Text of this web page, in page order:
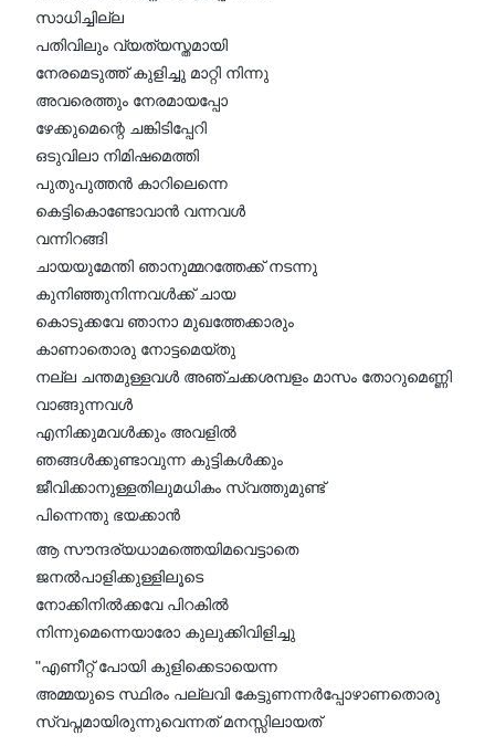
സാധിച്ചില്ല
പതിവിലും വ്യത്യസ്തമായി
നേരമെടുത്ത്‌ കുളിച്ചു മാറ്റി നിന്നു
അവരെത്തും നേരമായപ്പോ
ഴേക്കുമെന്റെ ചങ്കിടിപ്പേറി
ഒടുവിലാ നിമിഷമെത്തി
പുതുപുത്തൻ കാറിലെന്നെ
കെട്ടികൊണ്ടോവാൻ വന്നവൾ
വന്നിറങ്ങി
ചായയുമേന്തി ഞാനുമ്മറത്തേക്ക്‌ നടന്നു
കുനിഞ്ഞുനിന്നവൾക്ക്‌ ചായ
കൊടുക്കവേ ഞാനാ മുഖത്തേക്കാരും
കാണാതൊരു നോട്ടമെയ്തു
നല്ല ചന്തമുള്ളവൾ അഞ്ചക്കശമ്പളം മാസം തോറുമെണ്ണി
വാങ്ങുന്നവൾ
എനിക്കുമവൾക്കും അവളിൽ
ഞങ്ങൾക്കുണ്ടാവുന്ന കുട്ടികൾക്കും
ജീവിക്കാനുള്ളതിലുമധികം സ്വത്തുമുണ്ട്‌
പിന്നെന്തു ഭയക്കാൻ
ആ സൗന്ദര്യധാമത്തെയിമവെട്ടാതെ
ജനൽപാളിക്കുള്ളിലൂടെ
നോക്കിനിൽക്കവേ പിറകിൽ
നിന്നുമെന്നെയാരോ കുലുക്കിവിളിച്ചു
"എണീറ്റ്‌ പോയി കുളിക്കെടായെന്ന
അമ്മയുടെ സ്ഥിരം പല്ലവി കേട്ടുണന്നർപ്പോഴാണതൊരു
സ്വപ്നമായിരുന്നുവെന്നത്‌ മനസ്സിലായത്‌